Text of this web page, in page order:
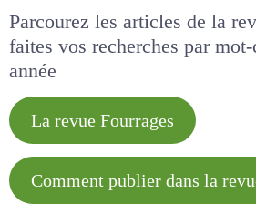
Parcourez les articles de la
faites vos recherches par
année
La revue Fourrages
Comment publier dans la